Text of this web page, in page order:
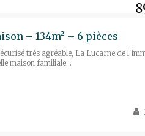
– 134m² – 6 pièces
très agréable, La Lucarne de
maison familiale...